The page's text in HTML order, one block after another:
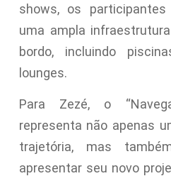
shows, os
uma ampla
bordo, incluindo
lounges.
Para Zezé, o
representa não apenas
trajetória, mas
apresentar seu novo